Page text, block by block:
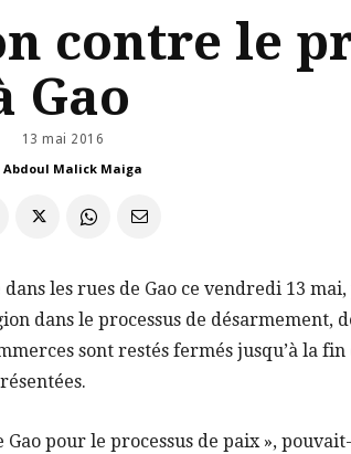
contre le
Gao
13 mai 2016
Abdoul Malick Maiga
les rues de Gao ce vendredi 13
dans le processus de désarmement,
sont restés fermés jusqu’à la fin
Gao pour le processus de paix »,